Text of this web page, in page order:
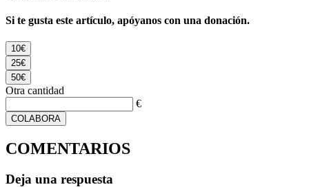
Si te gusta este artículo, apóyanos con una donación.
10€
25€
50€
Otra cantidad
€
COLABORA
COMENTARIOS
Deja una respuesta